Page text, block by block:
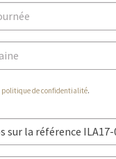
politique de confidentialité.